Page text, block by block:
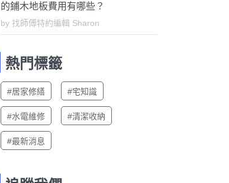
的鋪木地板費用有哪些？
by 找師傅特約編輯 Sharon
熱門標籤
#居家修繕 #宅知識
#水電維修 #清潔收納
#最新消息